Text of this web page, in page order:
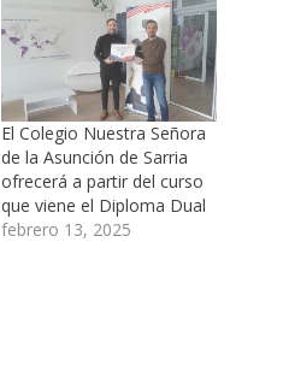
El Colegio Nuestra Señora
de la Asunción de Sarria
ofrecerá a partir del curso
que viene el Diploma Dual
febrero 13, 2025